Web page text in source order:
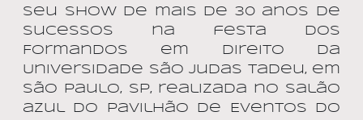
seu show de mais de 30 anos de
sucessos na festa dos
Formandos em Direito da
Universidade São Judas Tadeu, em
São Paulo, SP, realizada no salão
azul do Pavilhão de Eventos do